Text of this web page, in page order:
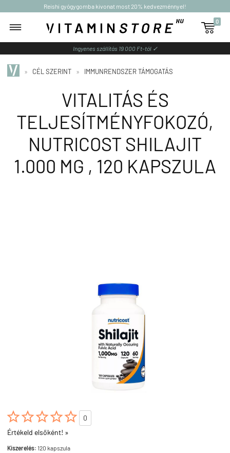
Reishi gyógygomba kivonat most 20% kedvezménnyel!

0
Ingyenes szállítás 19 000 Ft-tól ✓
» CÉL SZERINT » IMMUNRENDSZER TÁMOGATÁS
VITALITÁS ÉS
TELJESÍTMÉNYFOKOZÓ,
NUTRICOST SHILAJIT
1.000 MG , 120 KAPSZULA

0
Értékeld elsőként! »
Kiszerelés: 120 kapszula